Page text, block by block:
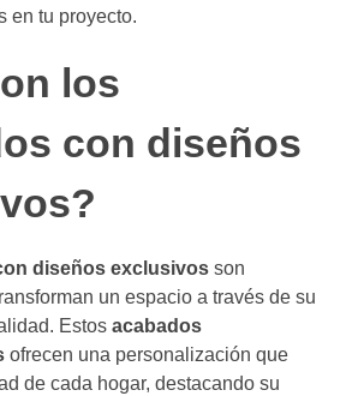
en tu proyecto.
los
con diseños
diseños exclusivos son
un espacio a través de su
Estos acabados
ofrecen una personalización que
de cada hogar, destacando su